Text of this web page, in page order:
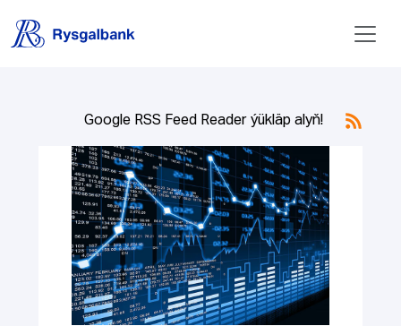
Google RSS Feed Reader ýükläp alyň!